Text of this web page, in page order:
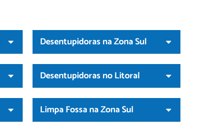
Desentupidoras na Zona Sul
Desentupidoras no Litoral
Limpa Fossa na Zona Sul